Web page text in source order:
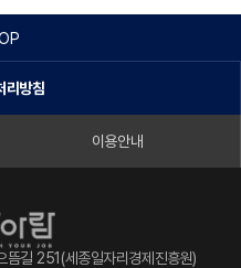
리방침
이용안내
길 251(세종일자리경제진흥원)